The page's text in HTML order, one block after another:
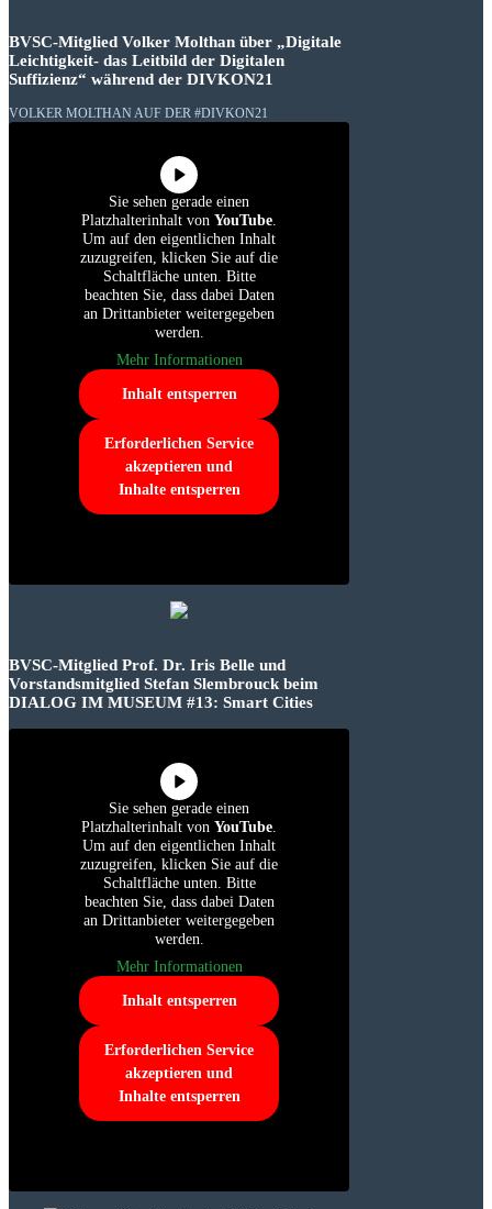
BVSC-Mitglied Volker Molthan über „Digitale
Leichtigkeit- das Leitbild der Digitalen
Suffizienz“ während der DIVKON21
VOLKER MOLTHAN AUF DER #DIVKON21
Sie sehen gerade einen
Platzhalterinhalt von YouTube.
Um auf den eigentlichen Inhalt
zuzugreifen, klicken Sie auf die
Schaltfläche unten. Bitte
beachten Sie, dass dabei Daten
an Drittanbieter weitergegeben
werden.
Mehr Informationen
Inhalt entsperren
Erforderlichen Service
akzeptieren und
Inhalte entsperren
BVSC-Mitglied Prof. Dr. Iris Belle und
Vorstandsmitglied Stefan Slembrouck beim
DIALOG IM MUSEUM #13: Smart Cities
Sie sehen gerade einen
Platzhalterinhalt von YouTube.
Um auf den eigentlichen Inhalt
zuzugreifen, klicken Sie auf die
Schaltfläche unten. Bitte
beachten Sie, dass dabei Daten
an Drittanbieter weitergegeben
werden.
Mehr Informationen
Inhalt entsperren
Erforderlichen Service
akzeptieren und
Inhalte entsperren